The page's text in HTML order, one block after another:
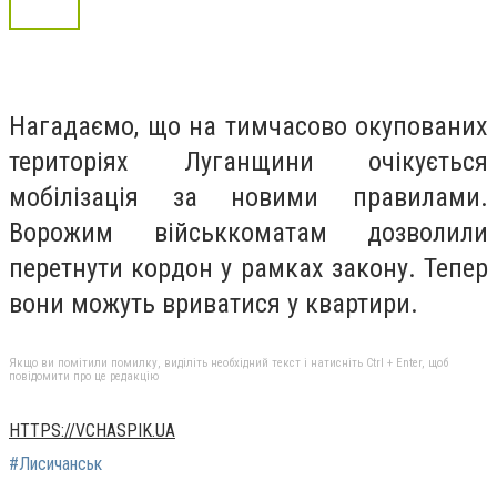
Нагадаємо, що на тимчасово окупованих
територіях Луганщини очікується
мобілізація за новими правилами.
Ворожим військкоматам дозволили
перетнути кордон у рамках закону. Тепер
вони можуть вриватися у квартири.
Якщо ви помітили помилку, виділіть необхідний текст і натисніть Ctrl + Enter, щоб
повідомити про це редакцію
HTTPS://VCHASPIK.UA
#Лисичанськ